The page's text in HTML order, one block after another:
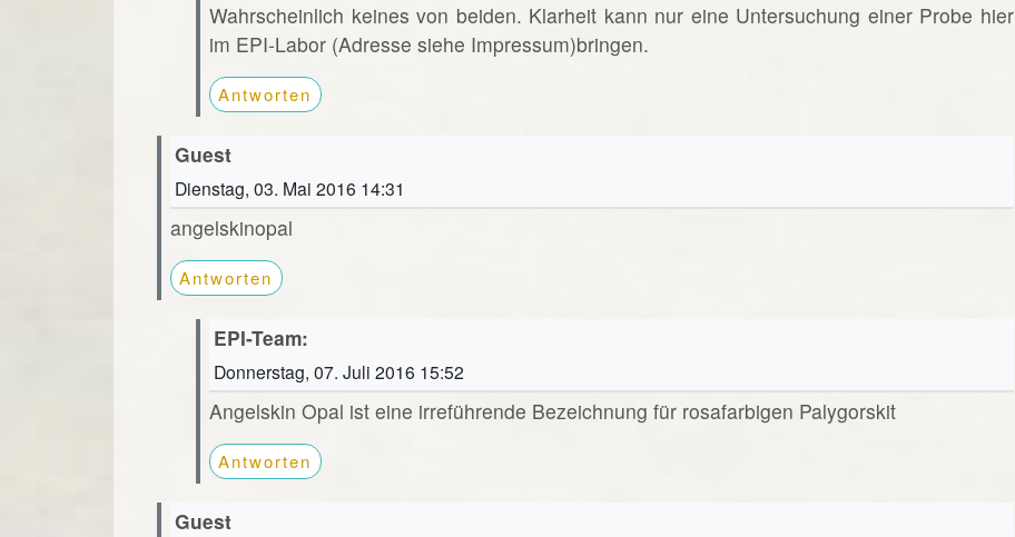
Wahrscheinlich keines von beiden. Klarheit kann nur eine Untersuchung einer Probe hier
im EPI-Labor (Adresse siehe Impressum)bringen.
Antworten
Guest
Dienstag, 03. Mai 2016 14:31
angelskinopal
Antworten
EPI-Team:
Donnerstag, 07. Juli 2016 15:52
Angelskin Opal ist eine irreführende Bezeichnung für rosafarbigen Palygorskit
Antworten
Guest